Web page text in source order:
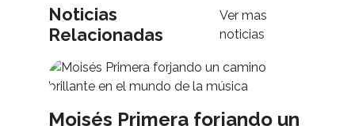
Noticias
Relacionadas
Ver mas
noticias
Moisés Primera forjando un